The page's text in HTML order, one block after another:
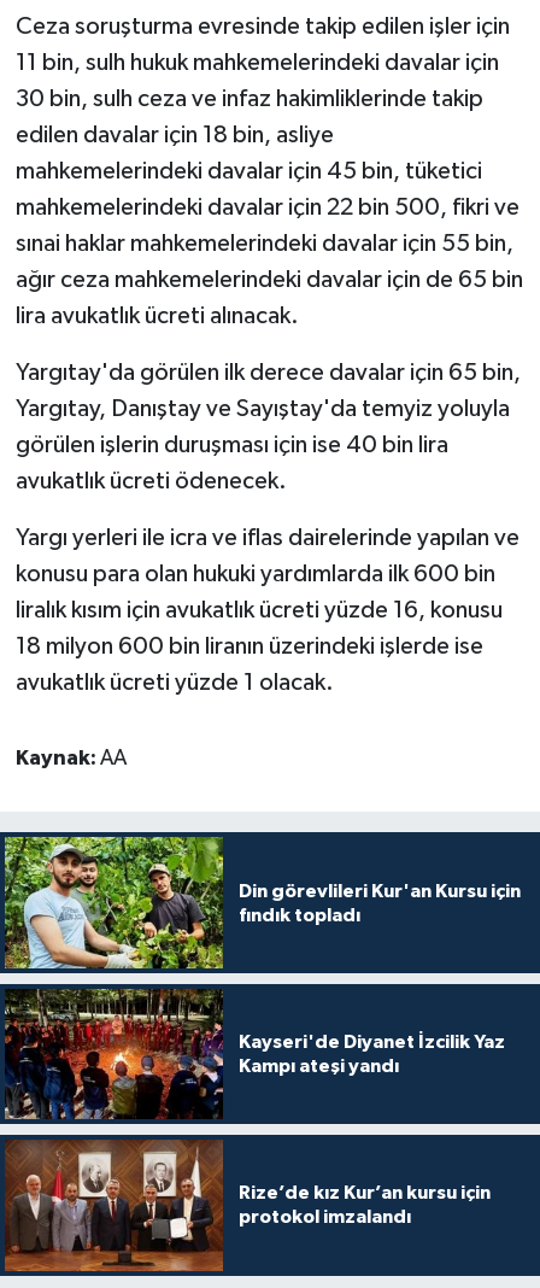
Ceza soruşturma evresinde takip edilen işler için
11 bin, sulh hukuk mahkemelerindeki davalar için
30 bin, sulh ceza ve infaz hakimliklerinde takip
edilen davalar için 18 bin, asliye
mahkemelerindeki davalar için 45 bin, tüketici
mahkemelerindeki davalar için 22 bin 500, fikri ve
sınai haklar mahkemelerindeki davalar için 55 bin,
ağır ceza mahkemelerindeki davalar için de 65 bin
lira avukatlık ücreti alınacak.
Yargıtay'da görülen ilk derece davalar için 65 bin,
Yargıtay, Danıştay ve Sayıştay'da temyiz yoluyla
görülen işlerin duruşması için ise 40 bin lira
avukatlık ücreti ödenecek.
Yargı yerleri ile icra ve iflas dairelerinde yapılan ve
konusu para olan hukuki yardımlarda ilk 600 bin
liralık kısım için avukatlık ücreti yüzde 16, konusu
18 milyon 600 bin liranın üzerindeki işlerde ise
avukatlık ücreti yüzde 1 olacak.
Kaynak: AA
Din görevlileri Kur'an Kursu için
fındık topladı
Kayseri'de Diyanet İzcilik Yaz
Kampı ateşi yandı
Rize’de kız Kur’an kursu için
protokol imzalandı
Eskişehir Müftülüğü
Gaziantep Müftülüğü
Giresun Müftülüğü
Hakkari Müftülüğü
Iğdır Müftülüğü
Isparta Müftülüğü
İstanbul Müftülüğü
İzmir Müftülüğü
Kahramanmaraş Müftülüğü
Kars Müftülüğü
Kastamonu Müftülüğü
Kayseri Müftülüğü
Kilis Müftülüğü
Kırıkkale Müftülüğü
Kırklareli Müftülüğü
Kırşehir Müftülüğü
Kocaeli Müftülüğü